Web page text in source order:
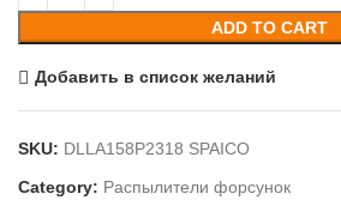
ADD TO CART
Добавить в список желаний
SKU: DLLA158P2318 SPAICO
Category: Распылители форсунок